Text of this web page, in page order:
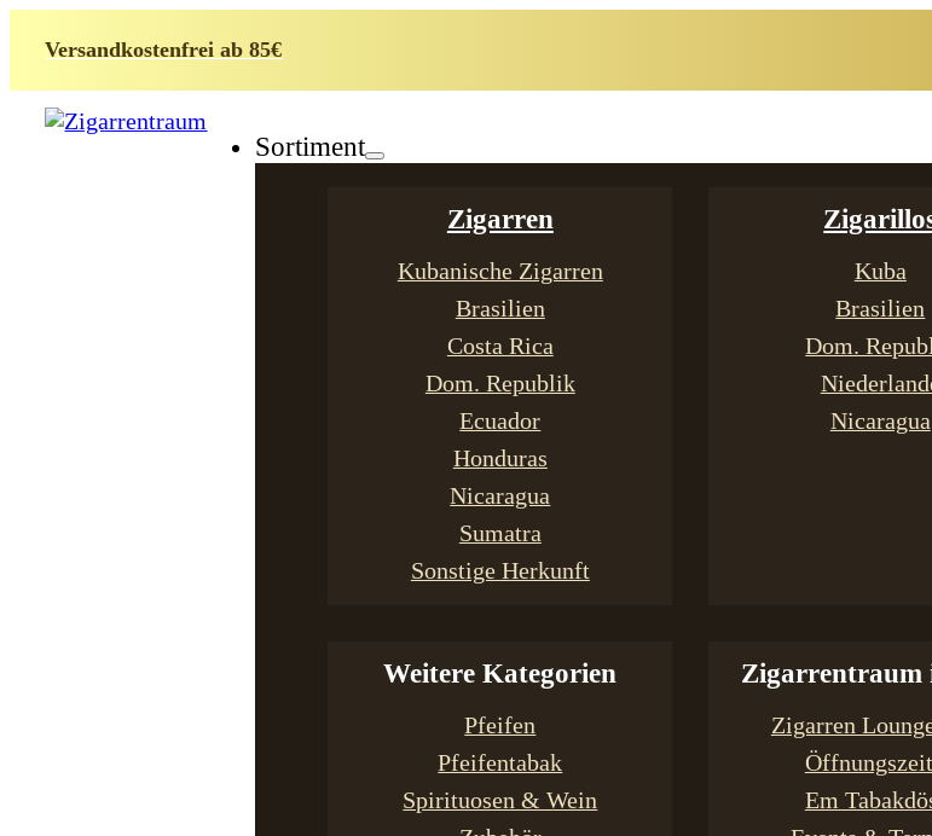
Versandkostenfrei ab 85€
Sortiment
Zigarren
Kubanische Zigarren
Brasilien
Costa Rica
Dom. Republik
Ecuador
Honduras
Nicaragua
Sumatra
Sonstige Herkunft
Kuba
Brasilien
Dom.
Nicaragua
Weitere Kategorien
Pfeifen
Pfeifentabak
Spirituosen & Wein
Zigarrentraum
Zigarren
Em